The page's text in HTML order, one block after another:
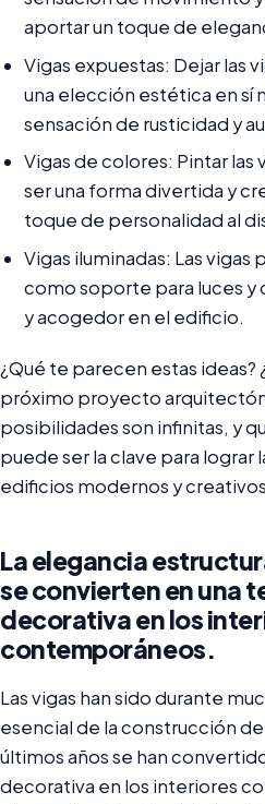
aportar un toque de
Vigas expuestas: Dejar las
una elección estética en sí
sensación de rusticidad y
Vigas de colores: Pintar
ser una forma divertida y
toque de personalidad al
Vigas iluminadas: Las vigas
como soporte para luces y
y acogedor en el edificio.
¿Qué te parecen estas ideas?
próximo proyecto
posibilidades son infinitas, y
puede ser la clave para lograr
edificios modernos y
La elegancia
se convierten en una
decorativa en los
contemporáneos.
Las vigas han sido durante
esencial de la construcción
últimos años se han
decorativa en los interiores